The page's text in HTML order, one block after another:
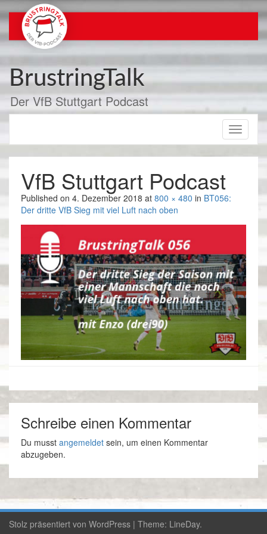
Inhalt
springen
BrustringTalk
Der VfB Stuttgart Podcast
Toggle
VfB Stuttgart Podcast
Published on 4. Dezember 2018 at 800 × 480 in BT056:
Der dritte VfB Sieg mit viel Luft nach oben
Schreibe einen Kommentar
Du musst angemeldet sein, um einen Kommentar
abzugeben.
Stolz präsentiert von WordPress | Theme: LineDay.